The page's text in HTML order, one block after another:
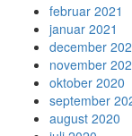
februar 2021
januar 2021
december
november
oktober 2020
september
august 2020